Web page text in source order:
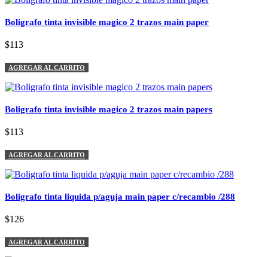
Boligrafo tinta invisible magico 2 trazos main paper
$113
AGREGAR AL CARRITO
Boligrafo tinta invisible magico 2 trazos main papers
$113
AGREGAR AL CARRITO
Boligrafo tinta liquida p/aguja main paper c/recambio /288
$126
AGREGAR AL CARRITO